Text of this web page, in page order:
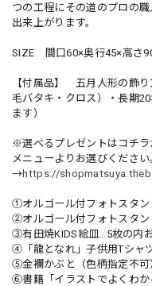
つの工程にその道のプロの
出来上がります。
SIZE 間口60×奥行45×高さ
【付属品】 五月人形の飾
毛バタキ・クロス）・長期
ます）
※選べるプレゼントはコチ
メニューよりお選びください
→https://
①オルゴール付フォトスタ
②オルゴール付フォトスタ
③有田焼KIDS絵皿…5枚の内
④「龍となれ」子供用Tシャ
➄金襴かぶと（色柄指定不可
⑥書籍「イラストでよくわか